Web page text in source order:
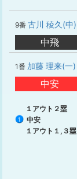
9番 古川 稜久(中)
中飛
1番 加藤 理来(一)
中安
１アウト２塁
1
中安
１アウト１,３塁